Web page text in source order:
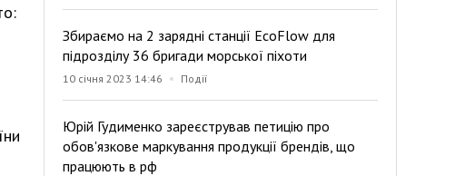
Збираємо на 2 зарядні станції EcoFlow для
підрозділу 36 бригади морської піхоти
10 січня 2023 14:46 Події
Юрій Гудименко зареєстрував петицію про
обов'язкове маркування продукції брендів, що
працюють в рф